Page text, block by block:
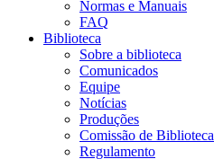
Normas e Manuais
FAQ
Biblioteca
Sobre a biblioteca
Comunicados
Equipe
Notícias
Produções
Comissão de Biblioteca
Regulamento